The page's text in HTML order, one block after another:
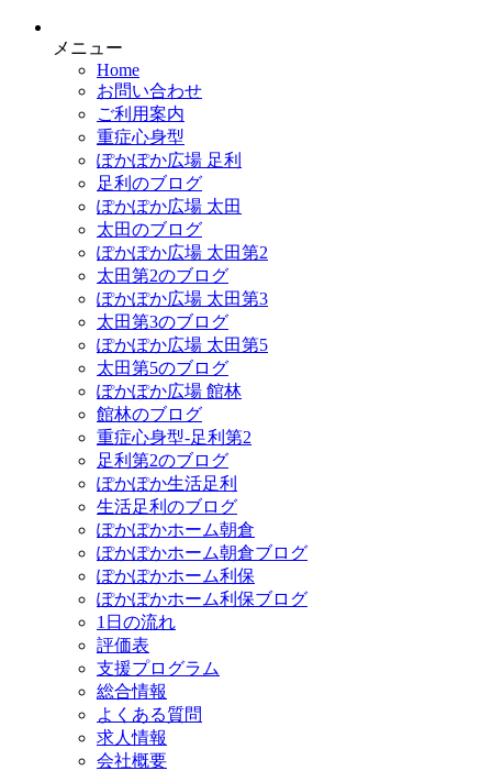
メニュー
Home
お問い合わせ
ご利用案内
重症心身型
ぽかぽか広場 足利
足利のブログ
ぽかぽか広場 太田
太田のブログ
ぽかぽか広場 太田第2
太田第2のブログ
ぽかぽか広場 太田第3
太田第3のブログ
ぽかぽか広場 太田第5
太田第5のブログ
ぽかぽか広場 館林
館林のブログ
重症心身型-足利第2
足利第2のブログ
ぽかぽか生活足利
生活足利のブログ
ぽかぽかホーム朝倉
ぽかぽかホーム朝倉ブログ
ぽかぽかホーム利保
ぽかぽかホーム利保ブログ
1日の流れ
評価表
支援プログラム
総合情報
よくある質問
求人情報
会社概要